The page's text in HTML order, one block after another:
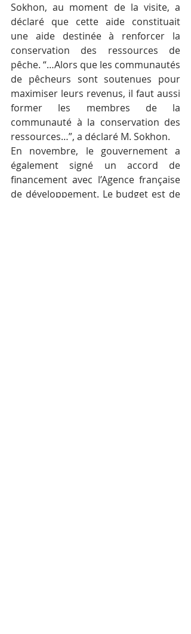
Sokhon, au moment de la visite, a
déclaré que cette aide constituait
une aide destinée à renforcer la
conservation des ressources de
pêche. “…Alors que les communautés
de pêcheurs sont soutenues pour
maximiser leurs revenus, il faut aussi
former les membres de la
communauté à la conservation des
ressources…”, a déclaré M. Sokhon.
En novembre, le gouvernement a
également signé un accord de
financement avec l’Agence française
de développement. Le budget est de